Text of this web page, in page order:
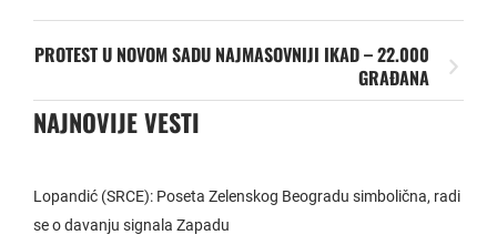
PROTEST U NOVOM SADU NAJMASOVNIJI IKAD – 22.000
GRAĐANA
NAJNOVIJE VESTI
Lopandić (SRCE): Poseta Zelenskog Beogradu simbolična, radi
se o davanju signala Zapadu